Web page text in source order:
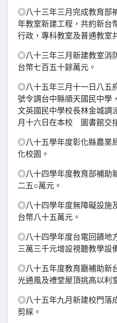
◎八十三年三月完成教育部
年教室新建工程，共約新
行政，專科教室及普通教室
◎八十三年三月新建教室消
台幣七百五十餘萬元。
◎八十五年三月十一日八五
號令調台中縣順天國民中
文英國民中學校長林金城調
月十六日在本校 圖書館交
◎八十五學年度彰化縣農業
化校園。
◎八十四學年度教育部補助
二五○萬元。
◎八十四學年度無障礙設施
台幣八十五萬元。
◎八十四學年度台電回饋地
三萬三千元增設視聽教學設
◎八十五年度教育廳補助新
光通風及禮堂屋頂挑高以利
◎八十五年九月新建校門落
剪綵。